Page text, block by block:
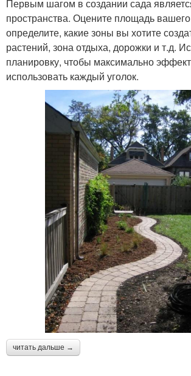
Первым шагом в создании сада
пространства. Оцените площадь вашего
определите, какие зоны вы хотите
растений, зона отдыха, дорожки и т.д.
планировку, чтобы максимально
использовать каждый уголок.
читать дальше →